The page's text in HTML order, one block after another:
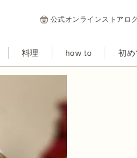
公式オンラインストア ロ
料理 how to 初め